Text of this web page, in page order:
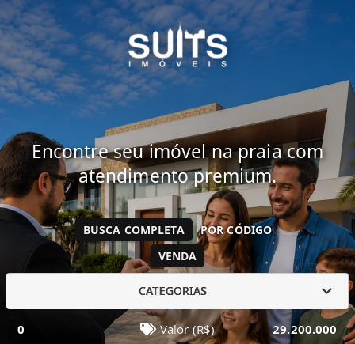
Encontre seu imóvel na praia com
atendimento premium.
VENDA
BUSCA COMPLETA POR CÓDIGO
CATEGORIAS
0 Valor (R$) 29.200.000